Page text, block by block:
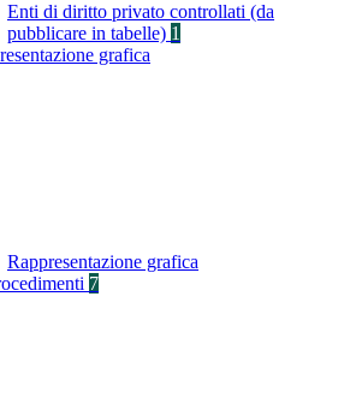
Enti di diritto privato controllati (da
pubblicare in tabelle) 1
grafica
Rappresentazione grafica
7